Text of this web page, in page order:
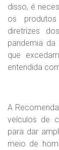
disso, é
os
diretrizes
pandemia da
que
entendida
A
veículos de
para dar
meio de